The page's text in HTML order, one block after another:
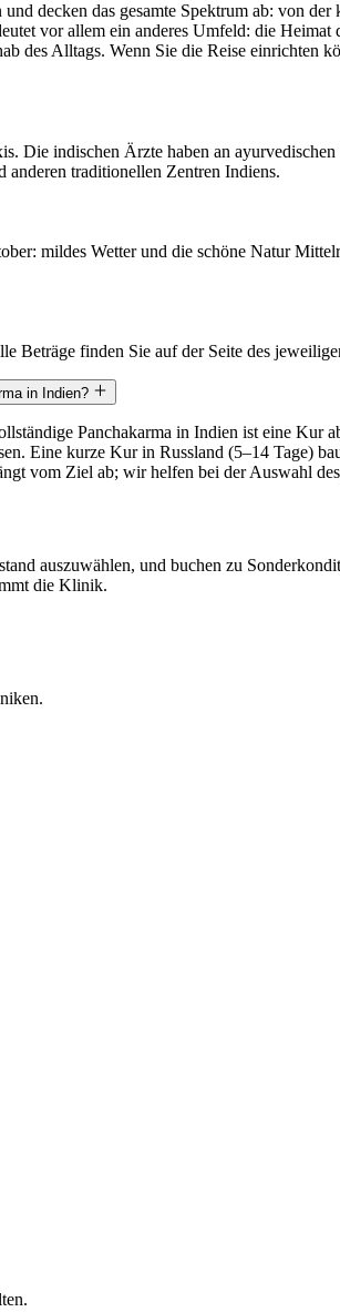
decken das gesamte Spektrum ab: von
vor allem ein anderes Umfeld: die
des Alltags. Wenn Sie die Reise
Die indischen Ärzte haben an
anderen traditionellen Zentren Indiens.
mildes Wetter und die schöne Natur
Beträge finden Sie auf der Seite des
in Indien?
Panchakarma in Indien ist eine Kur
Eine kurze Kur in Russland (5–14 Tage)
vom Ziel ab; wir helfen bei der Auswahl des
auszuwählen, und buchen zu
die Klinik.